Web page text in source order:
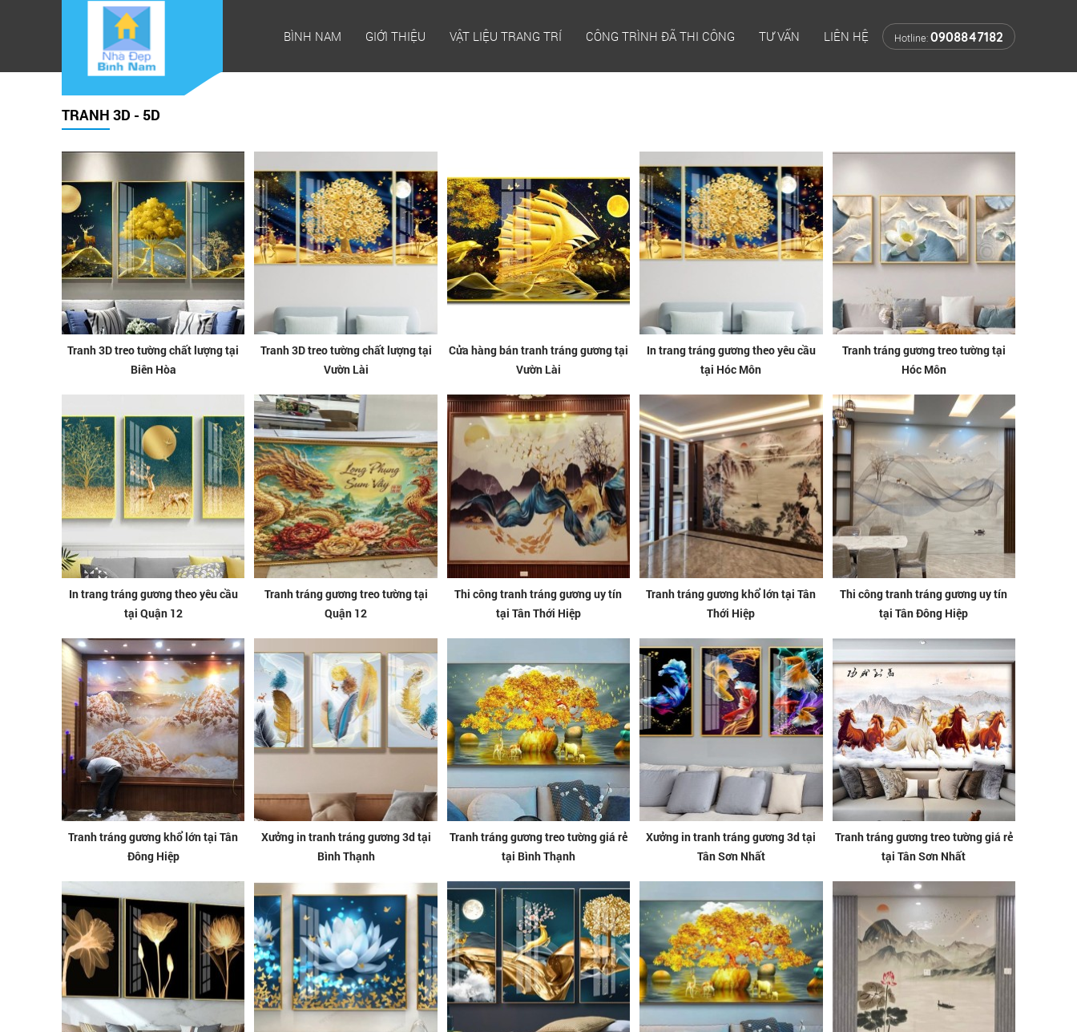
BÌNH NAM GIỚI THIỆU VẬT LIỆU TRANG TRÍ CÔNG TRÌNH ĐÃ THI CÔNG TƯ VẤN LIÊN HỆ Hotline: 0908847182
TRANH 3D - 5D
Tranh 3D treo tường chất lượng tại
Biên Hòa
Tranh 3D treo tường chất lượng tại
Vườn Lài
Cửa hàng bán tranh tráng gương tại
Vườn Lài
In trang tráng gương theo yêu cầu
tại Hóc Môn
Tranh tráng gương treo tường tại
Hóc Môn
In trang tráng gương theo yêu cầu
tại Quận 12
Tranh tráng gương treo tường tại
Quận 12
Thi công tranh tráng gương uy tín
tại Tân Thới Hiệp
Tranh tráng gương khổ lớn tại Tân
Thới Hiệp
Thi công tranh tráng gương uy tín
tại Tân Đông Hiệp
Tranh tráng gương khổ lớn tại Tân
Đông Hiệp
Xưởng in tranh tráng gương 3d tại
Bình Thạnh
Tranh tráng gương treo tường giá rẻ
tại Bình Thạnh
Xưởng in tranh tráng gương 3d tại
Tân Sơn Nhất
Tranh tráng gương treo tường giá rẻ
tại Tân Sơn Nhất